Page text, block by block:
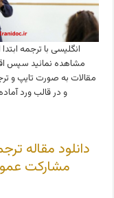
انگلیسی با ترجمه
مشاهده نمائید سپس
مقالات به صورت تایپ و
و در قالب ورد
دانلود مقاله
مشارکت